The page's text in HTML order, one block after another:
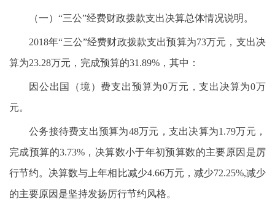
（一）“三公”经费财政拨款支出决算总体情况说明。
2018年“三公”经费财政拨款支出预算为73万元，支出决
算为23.28万元，完成预算的31.89%，其中：
因公出国（境）费支出预算为0万元，支出决算为0万
元。
公务接待费支出预算为48万元，支出决算为1.79万元，
完成预算的3.73%，决算数小于年初预算数的主要原因是厉
行节约。决算数与上年相比减少4.66万元，减少72.25%,减少
的主要原因是坚持发扬厉行节约风格。